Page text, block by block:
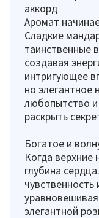
аккорд
Аромат
Сладкие
таинственные
создавая
интригующее
но элегантное
любопытство и
раскрыть
Богатое и
Когда верхние
глубина
чувственность
элегантной